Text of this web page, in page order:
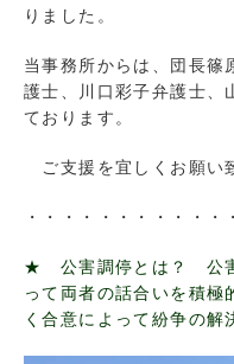
りました。
当事務所からは、団長篠
護士、川口彩子弁護士、
ております。
ご支援を宜しくお願い
・・・・・・・・・・
★ 公害調停とは？
公
って両者の話合いを積極
く合意によって紛争の解